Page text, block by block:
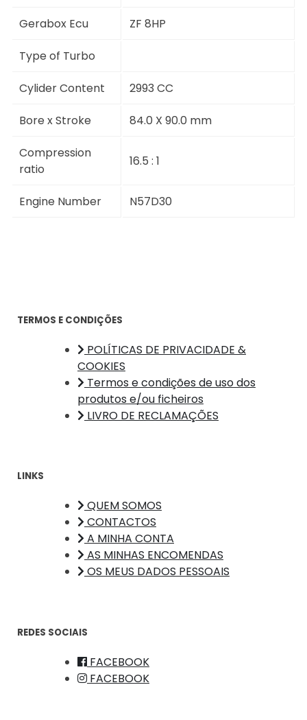
Gerabox Ecu ZF 8HP
Type of Turbo
Cylider Content 2993 CC
Bore x Stroke 84.0 X 90.0 mm
Compression
ratio
16.5 : 1
Engine Number N57D30
TERMOS E CONDIÇÕES
POLÍTICAS DE PRIVACIDADE &
COOKIES
Termos e condições de uso dos
produtos e/ou ficheiros
LIVRO DE RECLAMAÇÕES
LINKS
QUEM SOMOS
CONTACTOS
A MINHA CONTA
AS MINHAS ENCOMENDAS
OS MEUS DADOS PESSOAIS
REDES SOCIAIS
FACEBOOK
FACEBOOK